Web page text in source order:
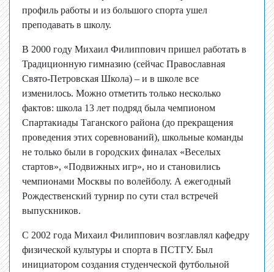
профиль работы и из большого спорта ушел
преподавать в школу.
В 2000 году Михаил Филиппович пришел работать в
Традиционную гимназию (сейчас Православная
Свято-Петровская Школа) – и в школе все
изменилось. Можно отметить только несколько
фактов: школа 13 лет подряд была чемпионом
Спартакиады Таганского района (до прекращения
проведения этих соревнований), школьные команды
не только были в городских финалах «Веселых
стартов», «Подвижных игр», но и становились
чемпионами Москвы по волейболу. А ежегодный
Рождественский турнир по сути стал встречей
выпускников.
С 2002 года Михаил Филиппович возглавлял кафедру
физической культуры и спорта в ПСТГУ. Был
инициатором создания студенческой футбольной